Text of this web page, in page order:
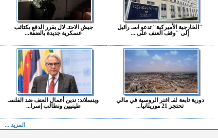
"الخارجية الأميركية" تدعو اسـ رائيل
إلى "وقف العنف على ...
جيش الاحتـ لال يقرر الدفع بكتائب
عسكرية جديدة بالضفة...
دورية تابعة لفـ اغنر الروسية في مالي
تحتجز 21 موريتانيا...
وينسلاند: ندين أعمال العنف ضد الفلسـ
طينيين ونطالب إسرا...
المزيد ...